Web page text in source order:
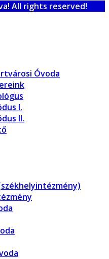
All rights reserved!
Óvoda
I.
II.